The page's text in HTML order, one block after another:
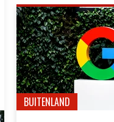
BUITENLAND